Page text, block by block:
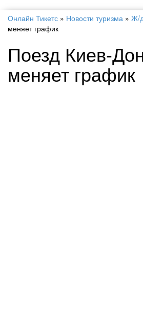
Онлайн Тикетс » Новости туризма » Ж/д
меняет график
Поезд Киев-
меняет график